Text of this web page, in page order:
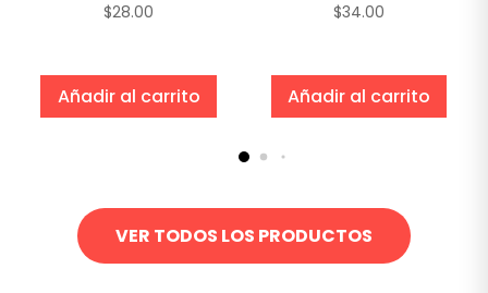
$28.00
Añadir al carrito
$34.00
Añadir al carrito
VER TODOS LOS PRODUCTOS